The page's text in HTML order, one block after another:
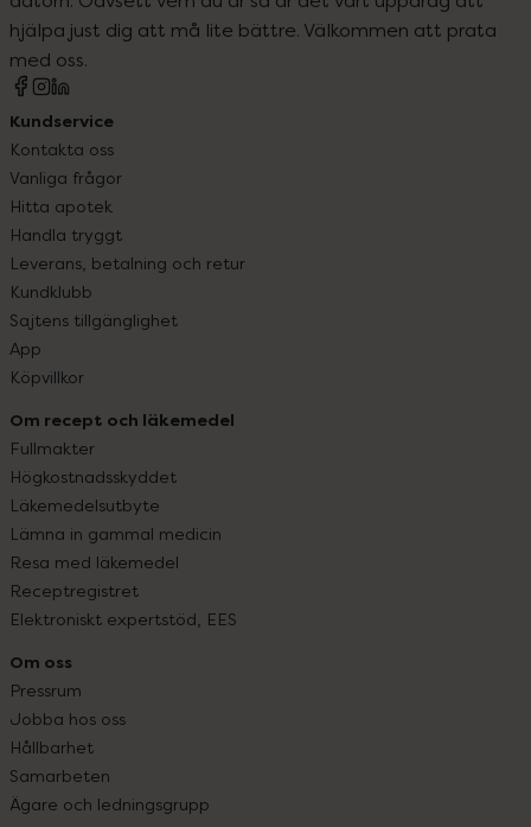
hjälpa just dig att må lite bättre. Välkommen att prata
med oss.
Kundservice
Kontakta oss
Vanliga frågor
Hitta apotek
Handla tryggt
Leverans, betalning och retur
Kundklubb
Sajtens tillgänglighet
App
Köpvillkor
Om recept och läkemedel
Fullmakter
Högkostnadsskyddet
Läkemedelsutbyte
Lämna in gammal medicin
Resa med läkemedel
Receptregistret
Elektroniskt expertstöd, EES
Om oss
Pressrum
Jobba hos oss
Hållbarhet
Samarbeten
Ägare och ledningsgrupp